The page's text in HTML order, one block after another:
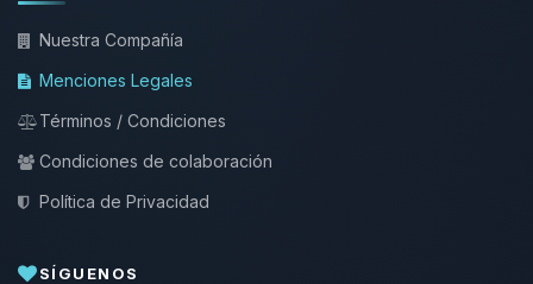
Nuestra Compañía
Menciones Legales
Términos / Condiciones
Condiciones de colaboración
Política de Privacidad
SÍGUENOS